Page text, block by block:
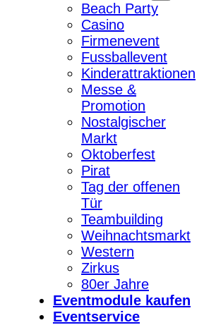
Beach Party
Casino
Firmenevent
Fussballevent
Kinderattraktionen
Messe &
Promotion
Nostalgischer
Markt
Oktoberfest
Pirat
Tag der offenen
Tür
Teambuilding
Weihnachtsmarkt
Western
Zirkus
80er Jahre
Eventmodule kaufen
Eventservice